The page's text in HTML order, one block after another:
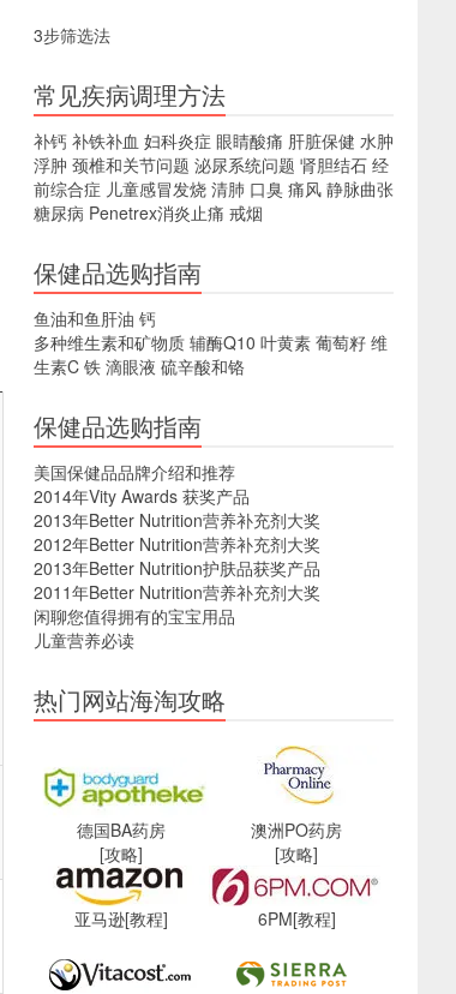
3步筛选法
常见疾病调理方法
补钙 补铁补血 妇科炎症 眼睛酸痛 肝脏保健 水肿
浮肿 颈椎和关节问题 泌尿系统问题 肾胆结石 经
前综合症 儿童感冒发烧 清肺 口臭 痛风 静脉曲张
糖尿病 Penetrex消炎止痛 戒烟
保健品选购指南
鱼油和鱼肝油 钙
多种维生素和矿物质 辅酶Q10 叶黄素 葡萄籽 维
生素C 铁 滴眼液 硫辛酸和铬
保健品选购指南
美国保健品品牌介绍和推荐
2014年Vity Awards 获奖产品
2013年Better Nutrition营养补充剂大奖
2012年Better Nutrition营养补充剂大奖
2013年Better Nutrition护肤品获奖产品
2011年Better Nutrition营养补充剂大奖
闲聊您值得拥有的宝宝用品
儿童营养必读
热门网站海淘攻略
德国BA药房
[攻略]
澳洲PO药房
[攻略]
亚马逊[教程] 6PM[教程]